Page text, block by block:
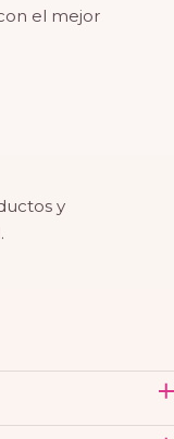
el mejor
y